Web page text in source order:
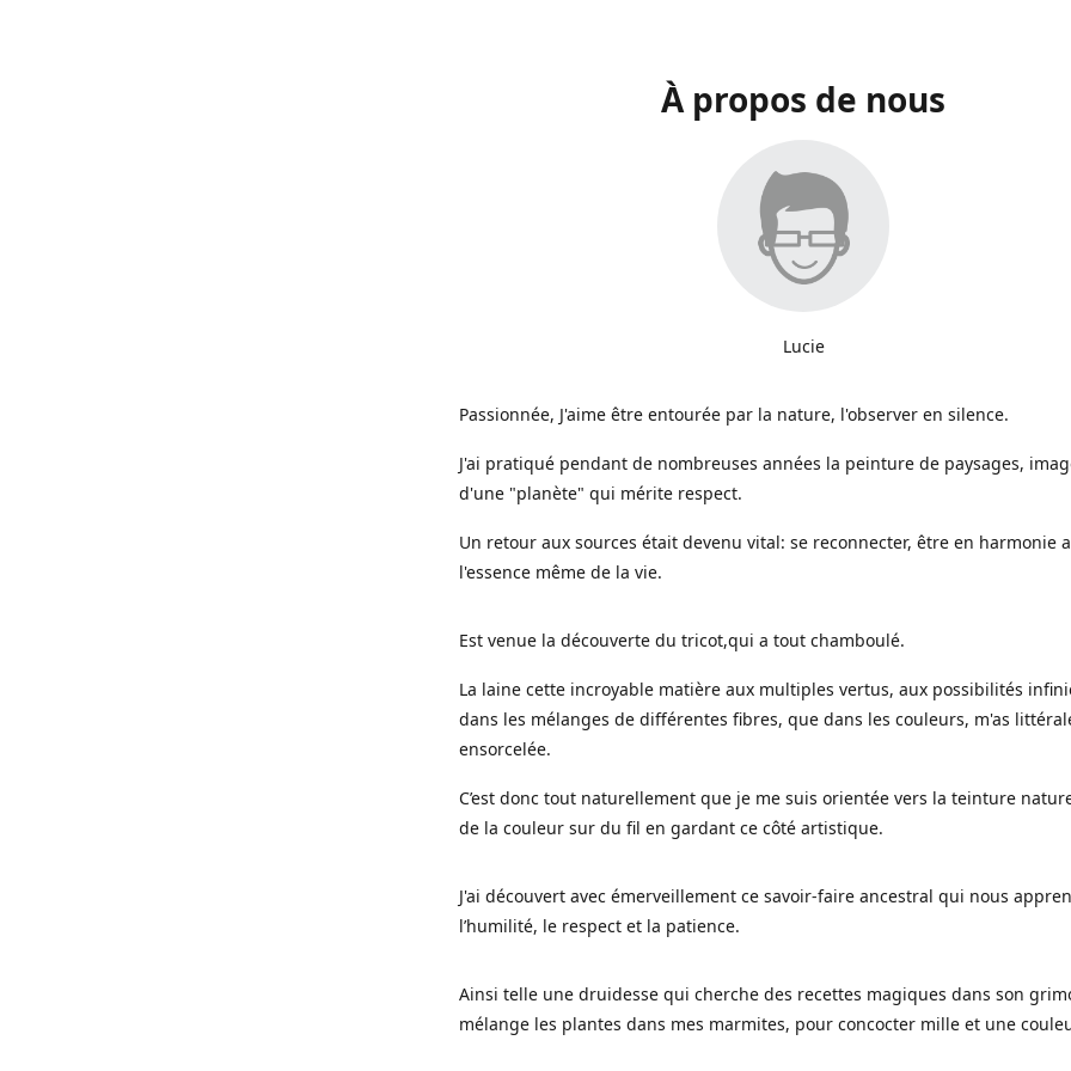
À propos de nous
Lucie
Passionnée, J'aime être entourée par la nature, l'observer en silence.
J'ai pratiqué pendant de nombreuses années la peinture de paysages,
d'une "planète" qui mérite respect.
Un retour aux sources était devenu vital: se reconnecter, être en harmonie
l'essence même de la vie.
Est venue la découverte du tricot,qui a tout chamboulé.
La laine cette incroyable matière aux multiples vertus, aux possibilités
dans les mélanges de différentes fibres, que dans les couleurs, m'as
ensorcelée.
C’est donc tout naturellement que je me suis orientée vers la teinture
de la couleur sur du fil en gardant ce côté artistique.
J'ai découvert avec émerveillement ce savoir-faire ancestral qui nous
l’humilité, le respect et la patience.
Ainsi telle une druidesse qui cherche des recettes magiques dans son
mélange les plantes dans mes marmites, pour concocter mille et une